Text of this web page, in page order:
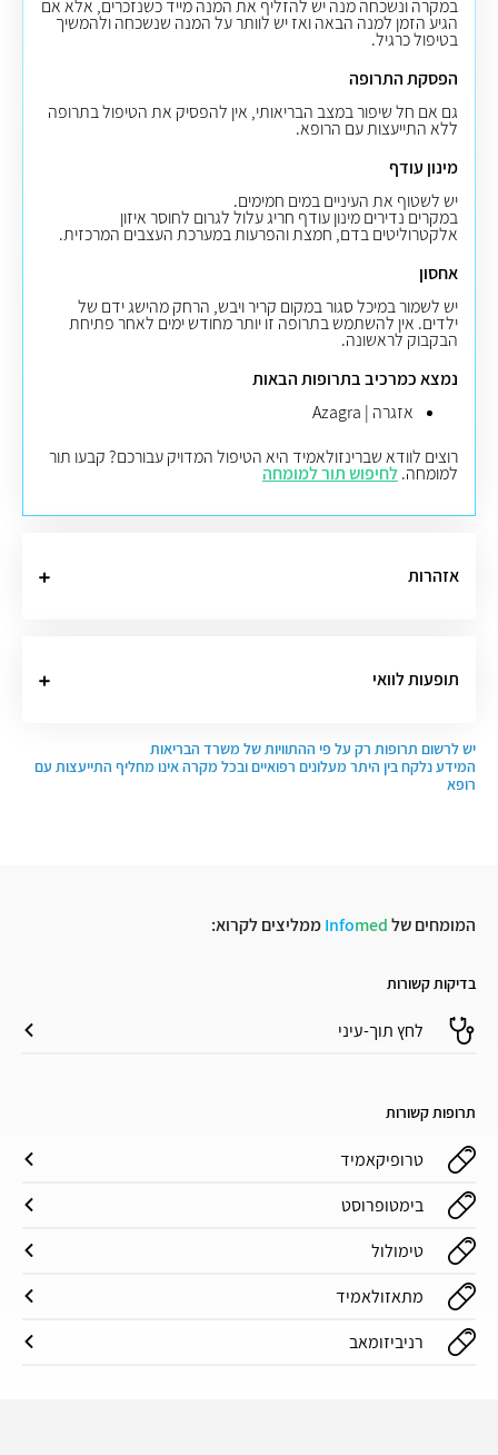
במקרה ונשכחה מנה יש להזליף את המנה מייד כשנזכרים, אלא אם
הגיע הזמן למנה הבאה ואז יש לוותר על המנה שנשכחה ולהמשיך
בטיפול כרגיל.
הפסקת התרופה
גם אם חל שיפור במצב הבריאותי, אין להפסיק את הטיפול בתרופה
ללא התייעצות עם הרופא.
מינון עודף
יש לשטוף את העיניים במים חמימים.
במקרים נדירים מינון עודף חריג עלול לגרום לחוסר איזון
אלקטרוליטים בדם, חמצת והפרעות במערכת העצבים המרכזית.
אחסון
יש לשמור במיכל סגור במקום קריר ויבש, הרחק מהישג ידם של
ילדים. אין להשתמש בתרופה זו יותר מחודש ימים לאחר פתיחת
הבקבוק לראשונה.
נמצא כמרכיב בתרופות הבאות
אזגרה | Azagra
רוצים לוודא שברינזולאמיד היא הטיפול המדויק עבורכם? קבעו תור
למומחה.לחיפוש תור למומחה
אזהרות
תופעות לוואי
יש לרשום תרופות רק על פי ההתוויות של משרד הבריאות
המידע נלקח בין היתר מעלונים רפואיים ובכל מקרה אינו מחליף התייעצות עם
רופא
המומחים של Infomed ממליצים לקרוא:
בדיקות קשורות
לחץ תוך-עיני
תרופות קשורות
טרופיקאמיד
בימטופרוסט
טימולול
מתאזולאמיד
רניביזומאב